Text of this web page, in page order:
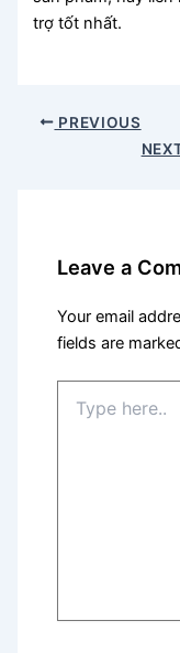
trợ tốt nhất.
PREVIOUS
Leave a
Your email
fields are
here..